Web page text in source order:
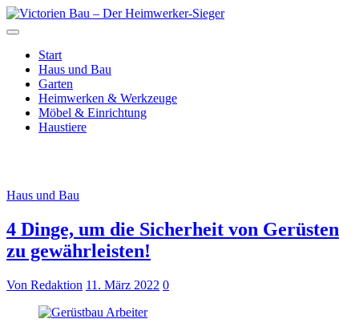
Zum
Inhalt
Victorien Bau – Der
Heimwerker-Sieger
Start
Haus und Bau
Garten
Heimwerken & Werkzeuge
Möbel & Einrichtung
Haustiere
Haus und Bau
4 Dinge, um die Sicherheit von Gerüsten
zu gewährleisten!
Von Redaktion 11. März 2022 0